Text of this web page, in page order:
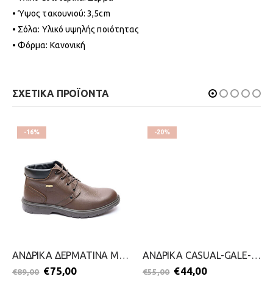
• Ύψος τακουνιού: 3,5cm
• Σόλα: Υλικό υψηλής ποιότητας
• Φόρμα: Κανονική
ΣΧΕΤΙΚΑ ΠΡΟΪΟΝΤΑ
-16%
ΑΝΔΡΙΚΑ ΔΕΡΜΑΤΙΝΑ ΜΠΟΤΑΚΙΑ-GRISPORT-2111-0234-ΚΑΦΕ
€89,00 €75,00
-20%
ΑΝΔΡΙΚΑ CASUAL-GALE-2111-0272-ΜΑΥΡΟ
€55,00 €44,00